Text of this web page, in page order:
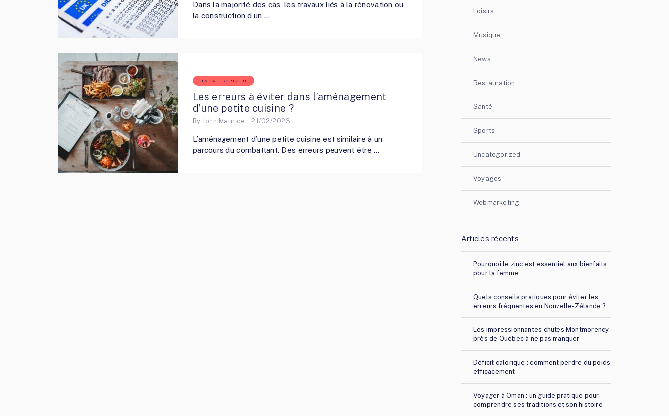
Dans la majorité des cas, les travaux liés à la rénovation ou
la construction d’un …
UNCATEGORIZED
Les erreurs à éviter dans l’aménagement
d’une petite cuisine ?
By John Maurice 21/02/2023
L’aménagement d’une petite cuisine est similaire à un
parcours du combattant. Des erreurs peuvent être …
Loisirs
Musique
News
Restauration
Santé
Sports
Uncategorized
Voyages
Webmarketing
Articles récents
Pourquoi le zinc est essentiel aux bienfaits
pour la femme
Quels conseils pratiques pour éviter les
erreurs fréquentes en Nouvelle-Zélande ?
Les impressionnantes chutes Montmorency
près de Québec à ne pas manquer
Déficit calorique : comment perdre du poids
efficacement
Voyager à Oman : un guide pratique pour
comprendre ses traditions et son histoire